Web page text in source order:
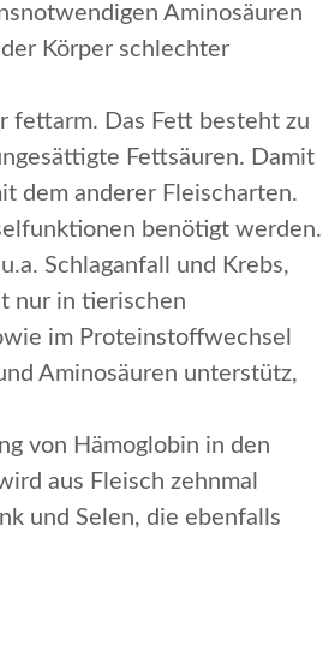
Aminosäuren
Körper schlechter
fettarm. Das Fett besteht zu
Fettsäuren. Damit
dem anderer Fleischarten.
benötigt werden.
Schlaganfall und Krebs,
nur in tierischen
im Proteinstoffwechsel
Aminosäuren unterstütz,
von Hämoglobin in den
aus Fleisch zehnmal
und Selen, die ebenfalls